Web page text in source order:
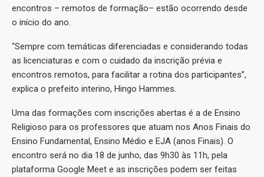
encontros – remotos de formação– estão ocorrendo desde
o início do ano.
“Sempre com temáticas diferenciadas e considerando todas
as licenciaturas e com o cuidado da inscrição prévia e
encontros remotos, para facilitar a rotina dos participantes”,
explica o prefeito interino, Hingo Hammes.
Uma das formações com inscrições abertas é a de Ensino
Religioso para os professores que atuam nos Anos Finais do
Ensino Fundamental, Ensino Médio e EJA (anos Finais). O
encontro será no dia 18 de junho, das 9h30 às 11h, pela
plataforma Google Meet e as inscrições podem ser feitas